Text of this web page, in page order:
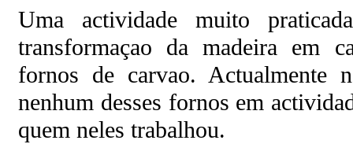
Uma actividade muito
transformaçao da madeira em
fornos de carvao. Actualmente
nenhum desses fornos em
quem neles trabalhou.